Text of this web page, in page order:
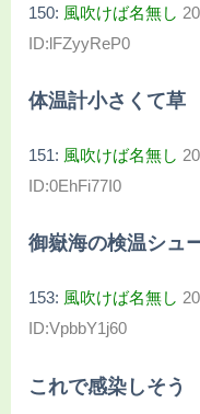
150: 風吹けば名無し
ID:lFZyyReP0
体温計小さくて草
151: 風吹けば名無し
ID:0EhFi77I0
御嶽海の検温シュ
153: 風吹けば名無し
ID:VpbbY1j60
これで感染しそう